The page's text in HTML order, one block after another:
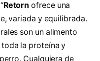
Retorn ofrece una
variada y equilibrada.
son un alimento
la proteína y
Cualquiera de